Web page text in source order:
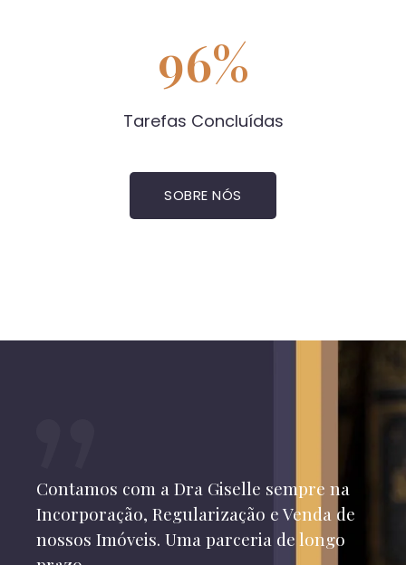
SOBRE NÓS
96%
Tarefas Concluídas
Contamos com a Dra Giselle sempre na
Incorporação, Regularização e Venda de
nossos Imóveis. Uma parceria de longo